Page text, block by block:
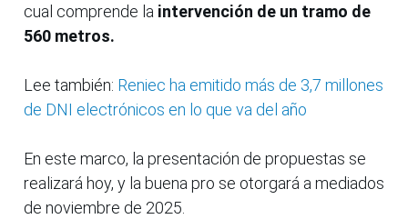
cual comprende la intervención de un tramo de
560 metros.
Lee también: Reniec ha emitido más de 3,7 millones
de DNI electrónicos en lo que va del año
En este marco, la presentación de propuestas se
realizará hoy, y la buena pro se otorgará a mediados
de noviembre de 2025.